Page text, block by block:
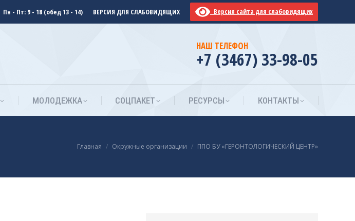
Пн - Пт: 9 - 18 (обед 13 - 14) ВЕРСИЯ ДЛЯ СЛАБОВИДЯЩИХ Версия сайта для слабовидящих
НАШ ТЕЛЕФОН
+7 (3467) 33-98-05
МОЛОДЕЖКА СОЦПАКЕТ РЕСУРСЫ КОНТАКТЫ
You are here:
Главная Окружные организации ППО БУ «ГЕРОНТОЛОГИЧЕСКИЙ ЦЕНТР»
МОЛОДЕЖКА СОЦПАКЕТ РЕСУРСЫ КОНТАКТЫ